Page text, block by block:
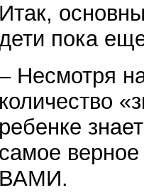
Итак,
пока
Несмотря
количество
ребенке
самое
ВАМИ.